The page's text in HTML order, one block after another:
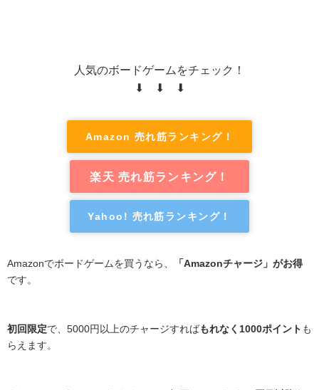
人気のボードゲームをチェック！
⬇ ⬇ ⬇
Amazon 売れ筋ランキング！
楽天 売れ筋ランキング！
Yahoo! 売れ筋ランキング！
Amazonでボードゲームを買うなら、
「Amazonチャージ」がお得
です。
初回限定で、5000円以上のチャージすればもれなく1000ポイント も
らえます。